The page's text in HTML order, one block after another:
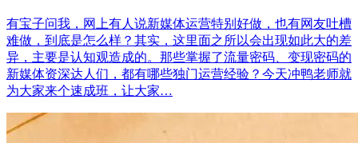
有宝子问我，网上有人说新媒体运营特别好做，也有网友吐槽
难做，到底是怎么样？其实，这里面之所以会出现如此大的差
异，主要是认知观造成的。那些掌握了流量密码、变现密码的
新媒体资深达人们，都有哪些独门运营经验？今天冲鸭老师就
为大家来个速成班，让大家…